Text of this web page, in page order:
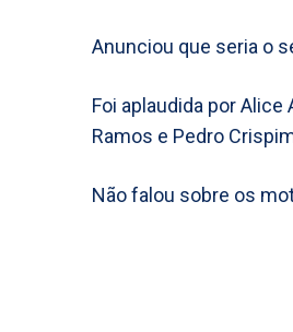
Anunciou que seria o
Foi aplaudida por
Ramos e Pedro
Não falou sobre os